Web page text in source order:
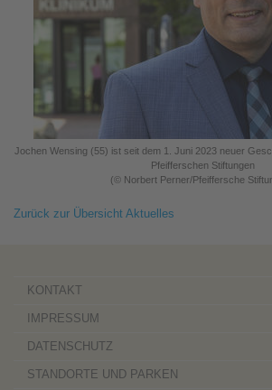
Jochen Wensing (55) ist seit dem 1. Juni 2023 neuer
Pfeifferschen Stiftungen
(© Norbert Perner/Pfeiffersche
Zurück zur Übersicht Aktuelles
KONTAKT
IMPRESSUM
DATENSCHUTZ
STANDORTE UND PARKEN